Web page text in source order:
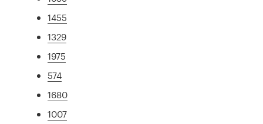
1455
1329
1975
574
1680
1007